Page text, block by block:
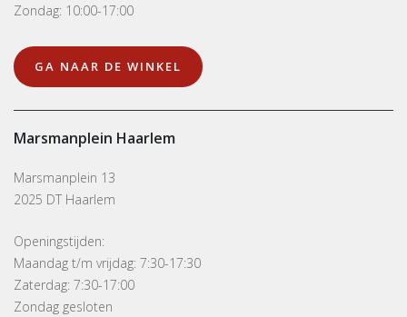
Zondag: 10:00-17:00
GA NAAR DE WINKEL
Marsmanplein Haarlem
Marsmanplein 13
2025 DT Haarlem
Openingstijden:
Maandag t/m vrijdag: 7:30-17:30
Zaterdag: 7:30-17:00
Zondag gesloten